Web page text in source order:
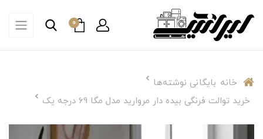
0
خانه بایگانی نوشته‌ها
خرید توالت فرنگی بیده دار مروارید مدل مگا 69 درجه یک